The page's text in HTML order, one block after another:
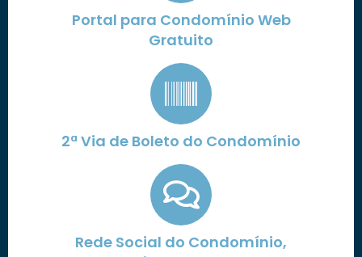
Portal para Condomínio Web
Gratuito
2ª Via de Boleto do Condomínio
Rede Social do Condomínio,